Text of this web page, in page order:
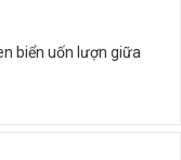
biển uốn lượn giữa